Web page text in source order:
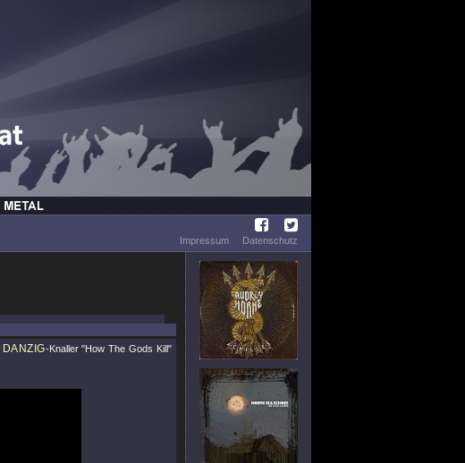
Impressum
Datenschutz
DANZIG-Knaller"How The Gods Kill"